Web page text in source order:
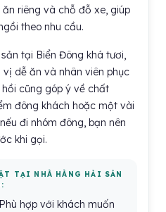
riêng và chỗ đỗ xe, giúp
theo nhu cầu.
tại Biển Đông khá tươi,
vị dễ ăn và nhân viên phục
cũng góp ý về chất
đông khách hoặc một vài
đi nhóm đông, bạn nên
khi gọi.
TẠI NHÀ HÀNG HẢI SẢN
Phù hợp với khách muốn